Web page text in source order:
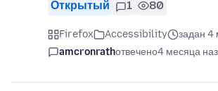
Открытый 1 80
Firefox Accessibility
задан 4
amcronrathотвечено4 месяца